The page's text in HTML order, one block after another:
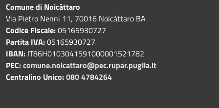
Comune di Noicàttaro
Via Pietro Nenni 11, 70016 Noicàttaro BA
Codice Fiscale:05165930727
Partita IVA:05165930727
IBAN: IT86H0103041591000001521782
PEC:comune.noicattaro@pec.rupar.puglia.it
Centralino Unico:080 4784264